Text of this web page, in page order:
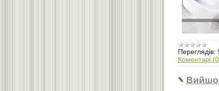
Переглядів:
Коментарі